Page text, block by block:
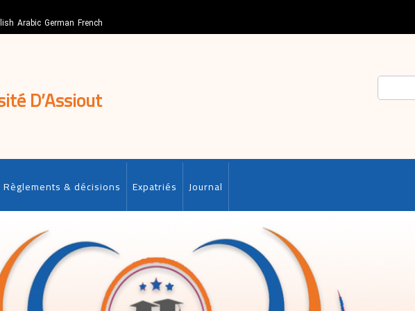
Arabic German French
D’Assiout
Règlements & décisions Expatriés Journal